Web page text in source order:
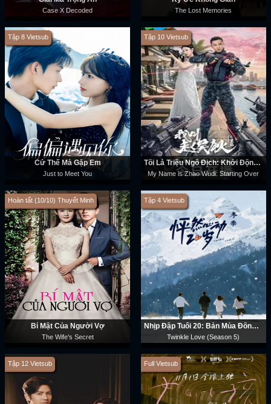
Case X Decoded The Lost Memories
Tập 8 Vietsub
Cứ Thế Mà Gặp Em
Just to Meet You
Tập 10 Vietsub
Tôi Là Triệu Ngô Địch: Khởi Động Lại
My Name is Zhao Wudi: Starting Over
Hoàn tất (10/10) Thuyết Minh
Bí Mật Của Người Vợ
The Wife's Secret
Tập 4 Vietsub
Nhịp Đập Tuổi 20: Bản Mùa Đông (Phần 5)
Twinkle Love (Season 5)
Tập 12 Vietsub Full Vietsub